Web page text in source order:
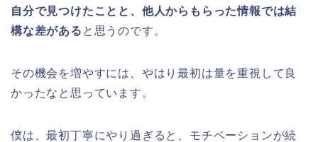
自分で見つけたことと、他人からもらった情報では結
構な差がある と思うのです。
その機会を増やすには、やはり最初は量を重視して良
かったなと思っています。
僕は、最初丁寧にやり過ぎると、モチベーションが続